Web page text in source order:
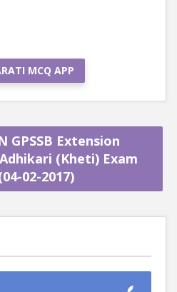
MCQ APP
GPSSB Extension
(Kheti) Exam
02-2017)